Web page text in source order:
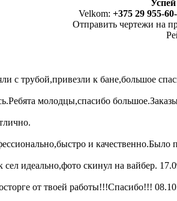
Velkom: +375 29 955-
Отправить чертежи на
с трубой,привезли к бане,большое
молодцы,спасибо
и качественно.Было
идеально,фото скинул на вайбер.
от твоей работы!!!Спасибо!!!